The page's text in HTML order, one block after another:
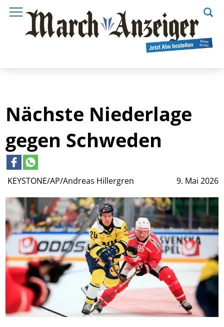
KEYSTONE/AP/Andreas Hillergren 9. Mai 2026
Nächste Niederlage
gegen Schweden